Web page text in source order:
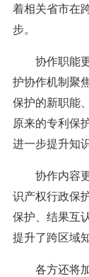
着相关省市在
步。
协作职能更
护协作机制聚
保护的新职能
原来的专利保
进一步提升知
协作内容更
识产权行政保
保护、结果互
提升了跨区域
各方还将加